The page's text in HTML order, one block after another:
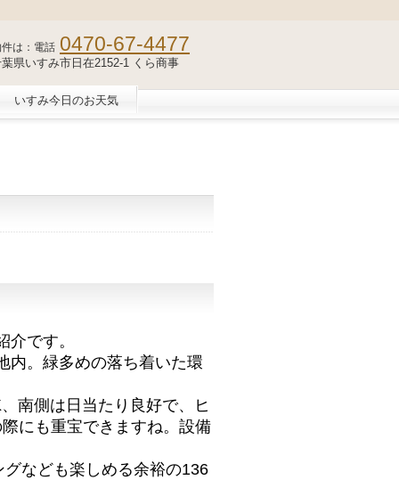
は：電話 0470-67-4477
県いすみ市日在2152-1 くら商事
です。
。緑多めの落ち着いた環
南側は日当たり良好で、ヒ
にも重宝できますね。設備
なども楽しめる余裕の136
いすみ今日のお天気